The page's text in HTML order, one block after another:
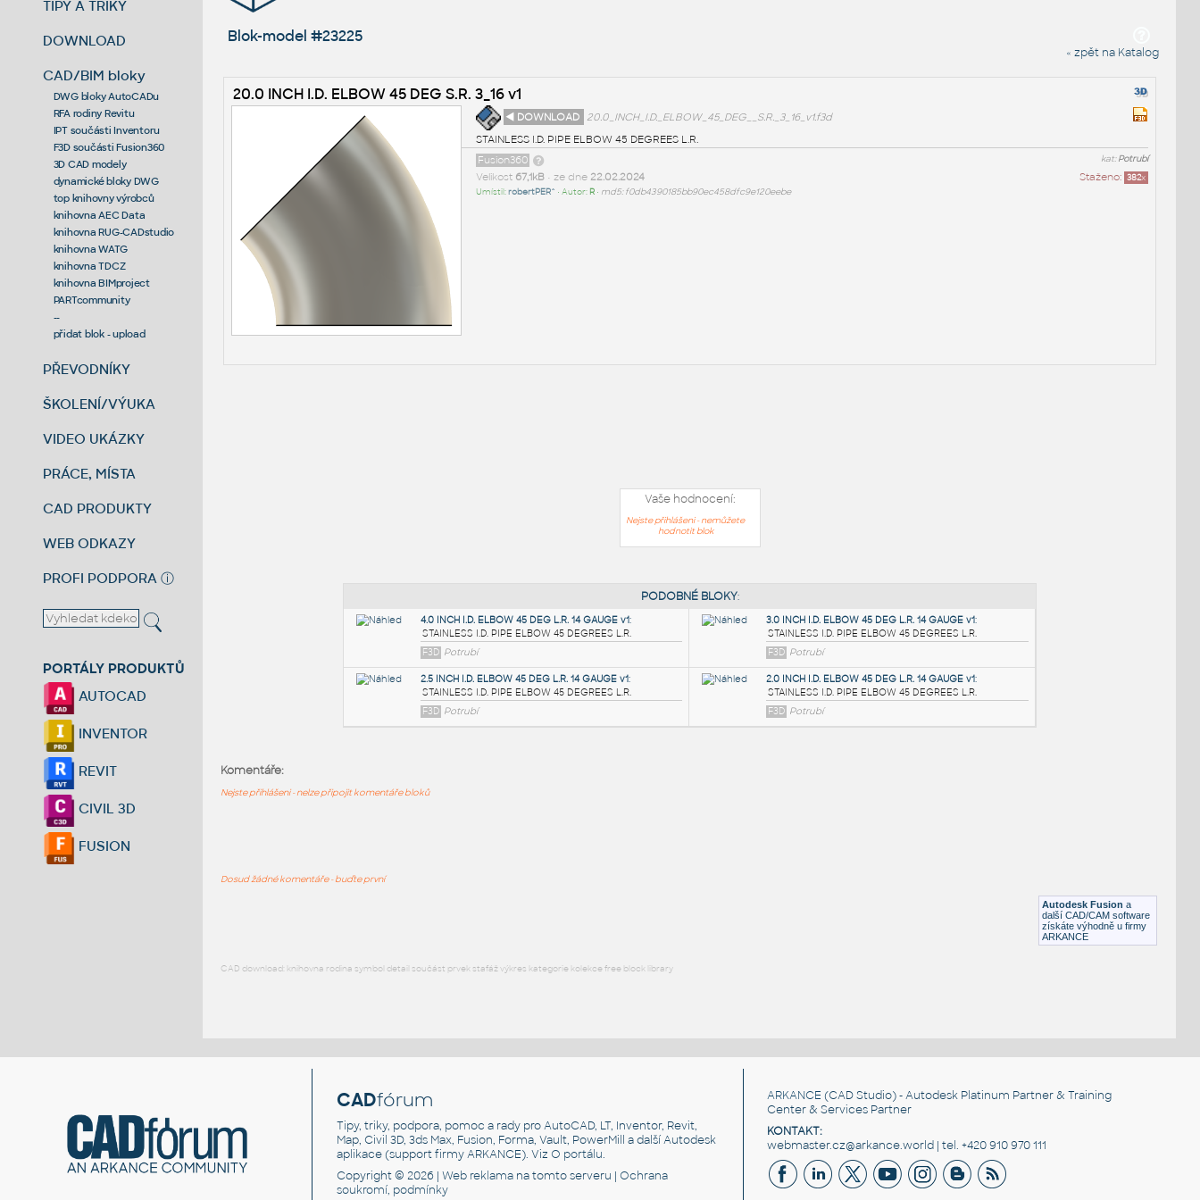
TIPY A TRIKY
DOWNLOAD
CAD/BIM bloky
DWG bloky AutoCADu
RFA rodiny Revitu
IPT součásti Inventoru
F3D součásti Fusion360
3D CAD modely
dynamické bloky DWG
top knihovny výrobců
knihovna AEC Data
knihovna RUG-CADstudio
knihovna WATG
knihovna TDCZ
knihovna BIMproject
PARTcommunity
--
přidat blok - upload
PŘEVODNÍKY
ŠKOLENÍ/VÝUKA
VIDEO UKÁZKY
PRÁCE, MÍSTA
CAD PRODUKTY
WEB ODKAZY
PROFI PODPORA ⓘ
PORTÁLY PRODUKTŮ
AUTOCAD
INVENTOR
REVIT
CIVIL 3D
FUSION
Blok-model #23225
« zpět na Katalog
20.0 INCH I.D. ELBOW 45 DEG S.R. 3_16 v1
◄ DOWNLOAD
20.0_INCH_I.D._ELBOW_45_DEG__S.R._3_16_v1.f3d
STAINLESS I.D. PIPE ELBOW 45 DEGREES L.R.
kat:Potrubí
Fusion360
Staženo: 382x
Velikost 67,1kB• ze dne 22.02.2024
Umístil:robertPER^ • Autor: R• md5: f0db4390185bb90ec458dfc9e120eebe
Vaše hodnocení:
Nejste přihlášeni - nemůžete
hodnotit blok
Autodesk Fusion a
další CAD/CAM software
získáte výhodně u firmy
ARKANCE
Komentáře:
Nejste přihlášeni - nelze připojit komentáře bloků
Dosud žádné komentáře - buďte první
CAD download: knihovna rodina symbol detail součást prvek stafáž výkres kategorie kolekce free block library
CADfórum
Tipy, triky, podpora, pomoc a rady pro AutoCAD, LT, Inventor, Revit,
Map, Civil 3D, 3ds Max, Fusion, Forma, Vault, PowerMill a další Autodesk
aplikace (support firmy ARKANCE). VizO portálu.
Copyright © 2026 |Web reklama na tomto serveru |Ochrana
soukromí, podmínky
ARKANCE (CAD Studio) - Autodesk Platinum Partner & Training
Center & Services Partner
KONTAKT:
webmaster.cz@arkance.world | tel. +420 910 970 111